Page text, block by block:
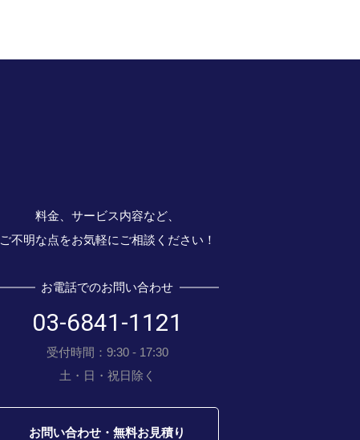
料金、サービス内容など、
ご不明な点をお気軽にご相談ください！
お電話でのお問い合わせ
03-6841-1121
受付時間：9:30 - 17:30
土・日・祝日除く
お問い合わせ・無料お見積り